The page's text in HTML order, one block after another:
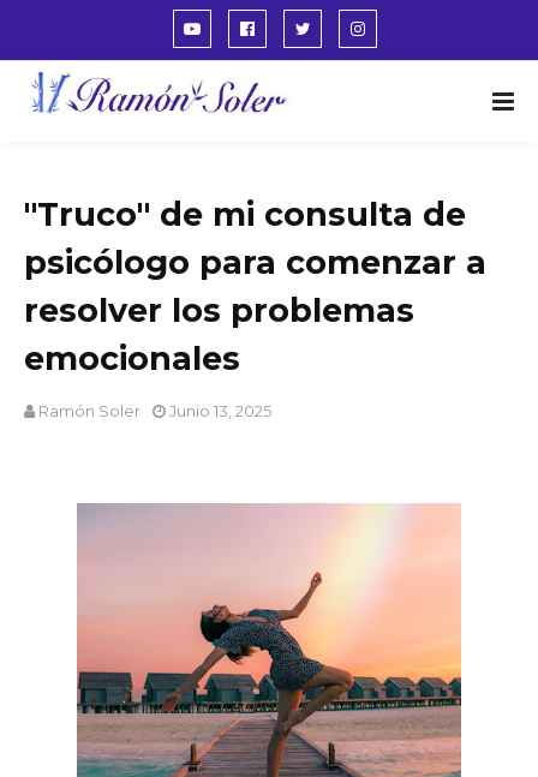
"Truco" de mi consulta de
psicólogo para comenzar a
resolver los problemas
emocionales
Ramón Soler Junio 13, 2025